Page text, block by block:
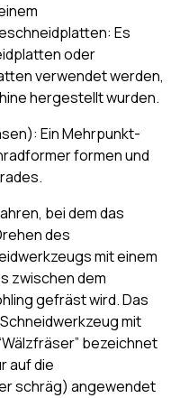
Es
oder
verwendet werden,
hergestellt wurden.
Ein Mehrpunkt-
formen und
bei dem das
des
mit einem
zwischen dem
gefräst wird. Das
mit
bezeichnet
auf die
schräg) angewendet